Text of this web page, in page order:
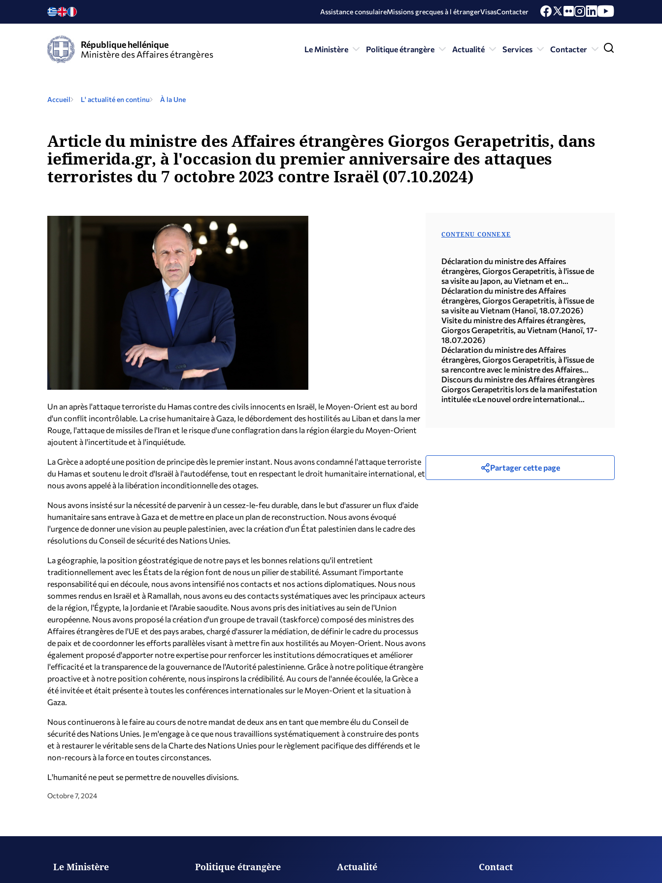
Assistance consulaireMissions grecques à l étrangerVisasContacter
République hellénique
Ministère des Affaires étrangères
Le Ministère Politique étrangère Actualité Services Contacter
Accueil L' actualité en continu À la Une
Article du ministre des Affaires étrangères Giorgos Gerapetritis, dans
iefimerida.gr, à l'occasion du premier anniversaire des attaques
terroristes du 7 octobre 2023 contre Israël (07.10.2024)
Un an après l'attaque terroriste du Hamas contre des civils innocents en Israël, le Moyen-Orient est au bord
d'un conflit incontrôlable. La crise humanitaire à Gaza, le débordement des hostilités au Liban et dans la mer
Rouge, l'attaque de missiles de l'Iran et le risque d'une conflagration dans la région élargie du Moyen-Orient
ajoutent à l'incertitude et à l'inquiétude.
La Grèce a adopté une position de principe dès le premier instant. Nous avons condamné l'attaque terroriste
du Hamas et soutenu le droit d'Israël à l'autodéfense, tout en respectant le droit humanitaire international, et
nous avons appelé à la libération inconditionnelle des otages.
Nous avons insisté sur la nécessité de parvenir à un cessez-le-feu durable, dans le but d'assurer un flux d'aide
humanitaire sans entrave à Gaza et de mettre en place un plan de reconstruction. Nous avons évoqué
l'urgence de donner une vision au peuple palestinien, avec la création d'un État palestinien dans le cadre des
résolutions du Conseil de sécurité des Nations Unies.
La géographie, la position géostratégique de notre pays et les bonnes relations qu'il entretient
traditionnellement avec les États de la région font de nous un pilier de stabilité. Assumant l'importante
responsabilité qui en découle, nous avons intensifié nos contacts et nos actions diplomatiques. Nous nous
sommes rendus en Israël et à Ramallah, nous avons eu des contacts systématiques avec les principaux acteurs
de la région, l'Égypte, la Jordanie et l'Arabie saoudite. Nous avons pris des initiatives au sein de l'Union
européenne. Nous avons proposé la création d'un groupe de travail (taskforce) composé des ministres des
Affaires étrangères de l'UE et des pays arabes, chargé d'assurer la médiation, de définir le cadre du processus
de paix et de coordonner les efforts parallèles visant à mettre fin aux hostilités au Moyen-Orient. Nous avons
également proposé d'apporter notre expertise pour renforcer les institutions démocratiques et améliorer
l'efficacité et la transparence de la gouvernance de l'Autorité palestinienne. Grâce à notre politique étrangère
proactive et à notre position cohérente, nous inspirons la crédibilité. Au cours de l'année écoulée, la Grèce a
été invitée et était présente à toutes les conférences internationales sur le Moyen-Orient et la situation à
Gaza.
Nous continuerons à le faire au cours de notre mandat de deux ans en tant que membre élu du Conseil de
sécurité des Nations Unies. Je m'engage à ce que nous travaillions systématiquement à construire des ponts
et à restaurer le véritable sens de la Charte des Nations Unies pour le règlement pacifique des différends et le
non-recours à la force en toutes circonstances.
L'humanité ne peut se permettre de nouvelles divisions.
Octobre 7, 2024
CONTENU CONNEXE
Déclaration du ministre des Affaires
étrangères, Giorgos Gerapetritis, à l'issue de
sa visite au Japon, au Vietnam et en
République de Corée (Séoul, 21.07.2026)
Déclaration du ministre des Affaires
étrangères, Giorgos Gerapetritis, à l'issue de
sa visite au Vietnam (Hanoï, 18.07.2026)
Visite du ministre des Affaires étrangères,
Giorgos Gerapetritis, au Vietnam (Hanoï, 17-
18.07.2026)
Déclaration du ministre des Affaires
étrangères, Giorgos Gerapetritis, à l'issue de
sa rencontre avec le ministre des Affaires
étrangères du Japon, Toshimitsu Motegi
(Tokyo, 16.07.2026)
Discours du ministre des Affaires étrangères
Giorgos Gerapetritis lors de la manifestation
intitulée «Le nouvel ordre international
Partager cette page
Le Ministère Politique étrangère Actualité Contact